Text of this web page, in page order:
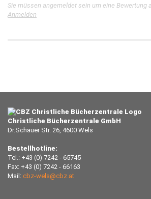
Sie müssen angemeldet sein um eine Bewertung
Anmelden
Christliche Bücherzentrale GmbH
Dr.Schauer Str. 26, 4600 Wels
Bestellhotline:
Tel.: +43 (0) 7242 - 65745
Fax: +43 (0) 7242 - 66163
Mail: cbz-wels@cbz.at